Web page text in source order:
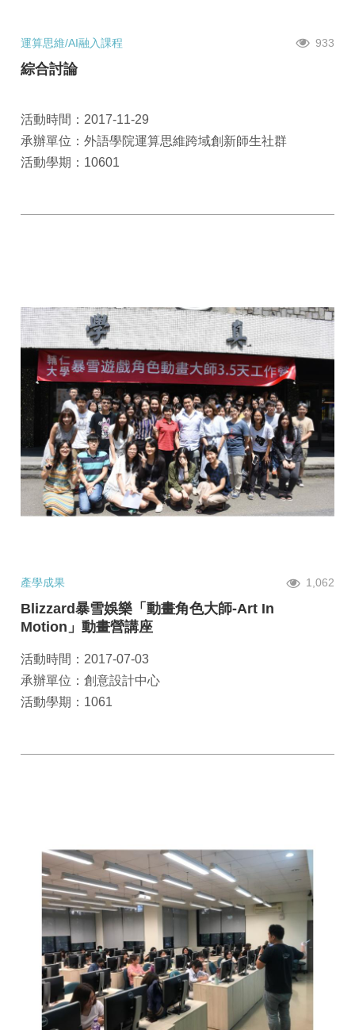
運算思維/AI融入課程 933
綜合討論
活動時間：2017-11-29
承辦單位：外語學院運算思維跨域創新師生社群
活動學期：10601
產學成果 1,062
Blizzard暴雪娛樂「動畫角色大師-Art In
Motion」動畫營講座
活動時間：2017-07-03
承辦單位：創意設計中心
活動學期：1061